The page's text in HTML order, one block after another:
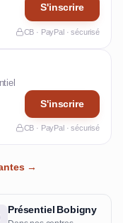
S'inscrire
CB · PayPal · sécurisé
S'inscrire
CB · PayPal · sécurisé
→
Présentiel Bobigny